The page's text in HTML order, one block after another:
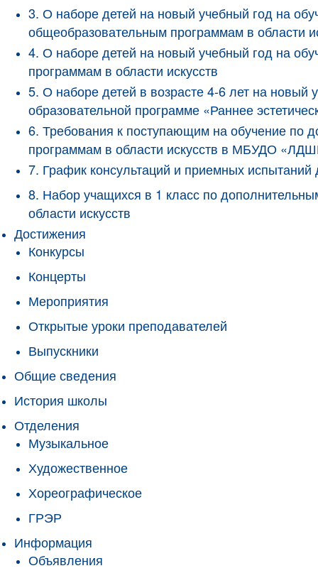
3. О наборе детей на новый учебный год на
общеобразовательным программам в области
4. О наборе детей на новый учебный год на
программам в области искусств
5. О наборе детей в возрасте 4-6 лет на
образовательной программе «Раннее
6. Требования к поступающим на обучение по
программам в области искусств в МБУДО
7. График консультаций и приемных
8. Набор учащихся в 1 класс по
области искусств
Достижения
Конкурсы
Концерты
Мероприятия
Открытые уроки преподавателей
Выпускники
Общие сведения
История школы
Отделения
Музыкальное
Художественное
Хореографическое
ГРЭР
Информация
Объявления